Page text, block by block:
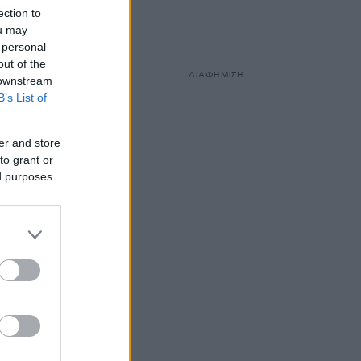
to
may
of the
List of
and store
grant or
purposes
ΔΙΑΦΗΜΙΣΗ